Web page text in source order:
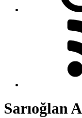
Sarıoğlan